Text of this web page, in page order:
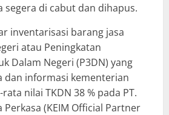
segera di cabut dan dihapus.
inventarisasi barang jasa
atau Peningkatan
Dalam Negeri (P3DN) yang
dan informasi kementerian
nilai TKDN 38 % pada PT.
(KEIM Official Partner